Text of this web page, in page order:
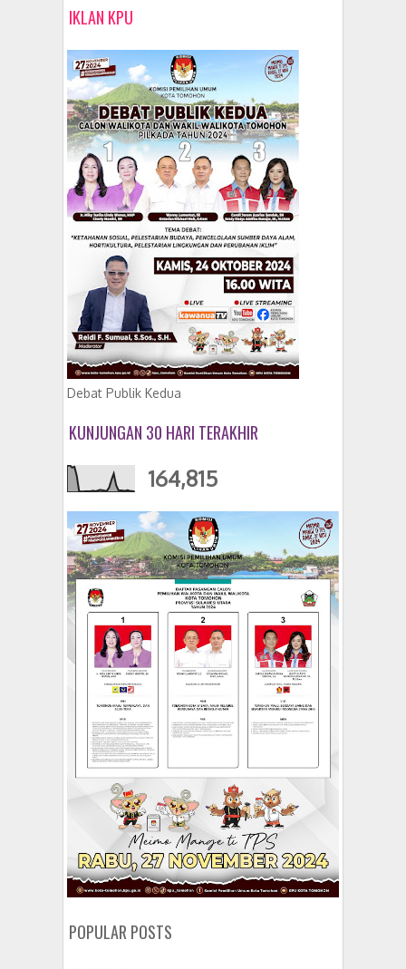
IKLAN KPU
Debat Publik Kedua
KUNJUNGAN 30 HARI TERAKHIR
164,815
POPULAR POSTS